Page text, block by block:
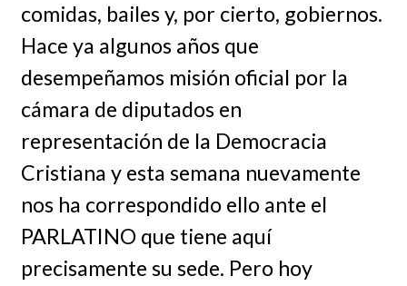
comidas, bailes y, por cierto, gobiernos.
Hace ya algunos años que
desempeñamos misión oficial por la
cámara de diputados en
representación de la Democracia
Cristiana y esta semana nuevamente
nos ha correspondido ello ante el
PARLATINO que tiene aquí
precisamente su sede. Pero hoy